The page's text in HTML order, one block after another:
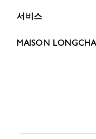
서비스
MAISON